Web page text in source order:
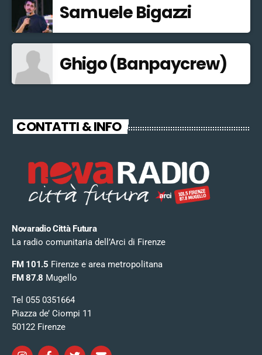
Samuele Bigazzi
Ghigo (Banpaycrew)
CONTATTI & INFO
Novaradio Città Futura
La radio comunitaria dell’Arci di Firenze
FM 101.5 Firenze e area metropolitana
FM 87.8 Mugello
Tel 055 0351664
Piazza de’ Ciompi 11
50122 Firenze